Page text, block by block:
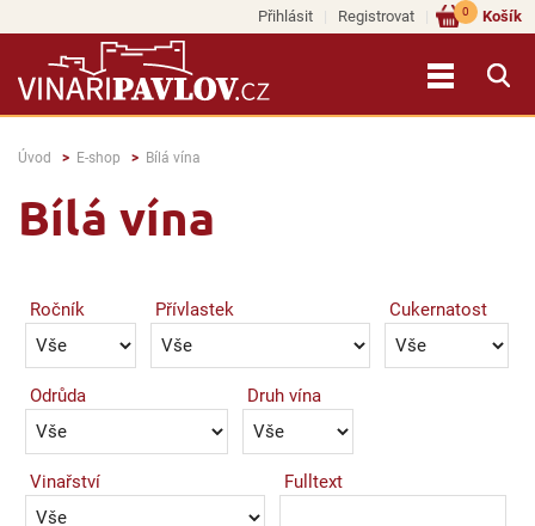
Přihlásit Registrovat Košík
0
Úvod E-shop Bílá vína
Bílá vína
Ročník Přívlastek Cukernatost
Odrůda Druh vína
Vinařství Fulltext